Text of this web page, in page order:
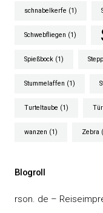
schnabelkerfe (1)
Schwebfliegen (1)
Spießbock (1)
Stummelaffen (1)
Turteltaube (1)
wanzen (1) Zebra
Blogroll
rson. de –